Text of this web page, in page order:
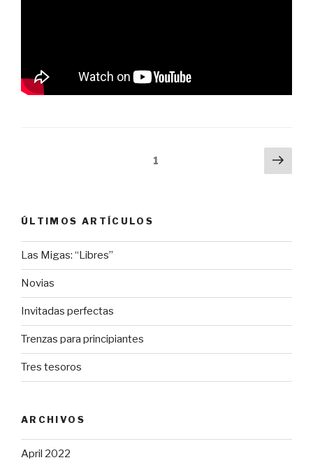
1
Next
ÚLTIMOS ARTÍCULOS
Las Migas: “Libres”
Novias
Invitadas perfectas
Trenzas para principiantes
Tres tesoros
ARCHIVOS
April 2022